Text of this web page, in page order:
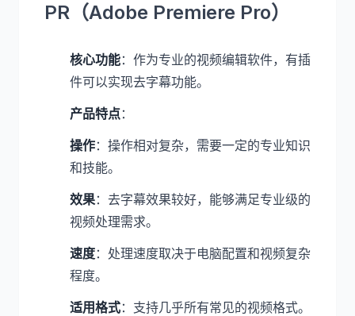
PR（Adobe Premiere Pro）
核心功能：作为专业的视频编辑软件，有插
件可以实现去字幕功能。
产品特点：
操作：操作相对复杂，需要一定的专业知识
和技能。
效果：去字幕效果较好，能够满足专业级的
视频处理需求。
速度：处理速度取决于电脑配置和视频复杂
程度。
适用格式：支持几乎所有常见的视频格式。